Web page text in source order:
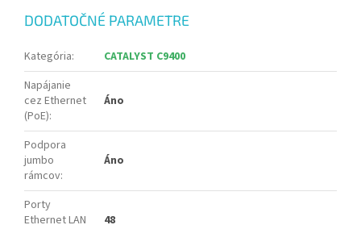
DODATOČNÉ PARAMETRE
Kategória:
CATALYST C9400
Napájanie
cez Ethernet
(PoE):
Áno
Podpora
jumbo
rámcov:
Áno
Porty
Ethernet LAN
48